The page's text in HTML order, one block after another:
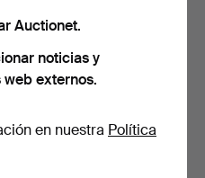
Auctionet.
noticias y
externos.
en nuestra Política